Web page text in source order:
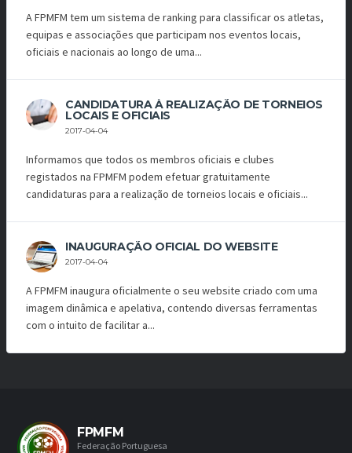
A FPMFM tem um sistema de ranking para classificar os atletas,
equipas e associações que participam nos eventos locais,
oficiais e nacionais ao longo de uma...
CANDIDATURA À REALIZAÇÃO DE TORNEIOS
LOCAIS E OFICIAIS
2017-04-04
Informamos que todos os membros oficiais e clubes
registados na FPMFM podem efetuar gratuitamente
candidaturas para a realização de torneios locais e oficiais...
INAUGURAÇÃO OFICIAL DO WEBSITE
2017-04-04
A FPMFM inaugura oficialmente o seu website criado com uma
imagem dinâmica e apelativa, contendo diversas ferramentas
com o intuito de facilitar a...
FPMFM
Federação Portuguesa